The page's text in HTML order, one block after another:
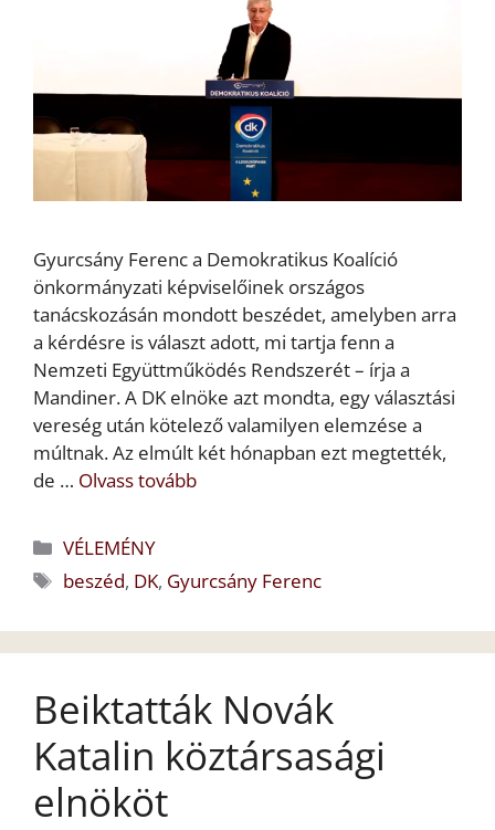
Gyurcsány Ferenc a Demokratikus Koalíció
önkormányzati képviselőinek országos
tanácskozásán mondott beszédet, amelyben arra
a kérdésre is választ adott, mi tartja fenn a
Nemzeti Együttműködés Rendszerét – írja a
Mandiner. A DK elnöke azt mondta, egy választási
vereség után kötelező valamilyen elemzése a
múltnak. Az elmúlt két hónapban ezt megtették,
de … Olvass tovább
Kategória
VÉLEMÉNY
Címkék
beszéd, DK, Gyurcsány Ferenc
Beiktatták Novák
Katalin köztársasági
elnököt